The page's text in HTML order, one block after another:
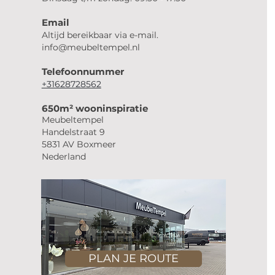
Email
Altijd bereikbaar via e-mail.
info@meubeltempel.nl
Telefoonnummer
+31628728562
650m² wooninspiratie
Meubeltempel
Handelstraat 9
5831 AV Boxmeer
Nederland
PLAN JE ROUTE